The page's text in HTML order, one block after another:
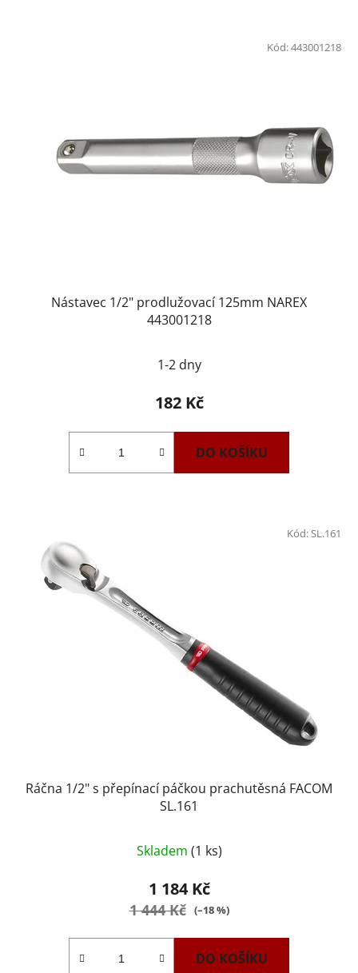
Nástavec 1/2" prodlužovací 125mm NAREX
443001218
1-2 dny
182 Kč
DO KOŠÍKU
Kód:443001218
Ráčna 1/2" s přepínací páčkou prachutěsná FACOM
SL.161
Skladem (1 ks)
1 184 Kč
1 444 Kč (–18 %)
DO KOŠÍKU
Kód: SL.161